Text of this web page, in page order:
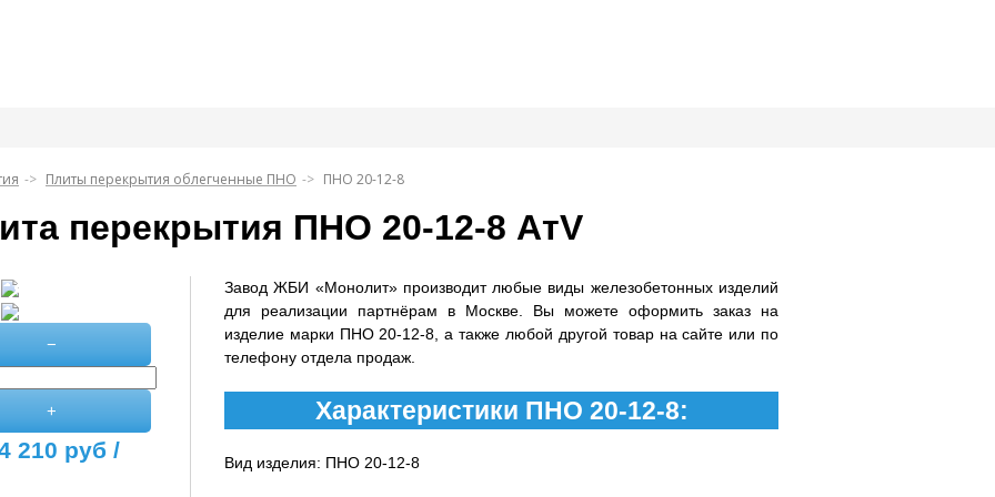
Плиты перекрытия облегченные ПНО ПНО 20-12-8
перекрытия ПНО 20-12-8 АтV
−
+
210 руб /
Завод ЖБИ «Монолит» производит любые виды железобетонных изделий
для реализации партнёрам в Москве. Вы можете оформить заказ на
изделие марки ПНО 20-12-8, а также любой другой товар на сайте или по
телефону отдела продаж.
Характеристики ПНО 20-12-8:
Вид изделия: ПНО 20-12-8